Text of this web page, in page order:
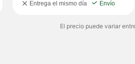
Entrega el mismo día Envío
El precio puede variar